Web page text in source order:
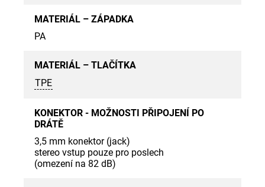
MATERIÁL – ZÁPADKA
PA
MATERIÁL – TLAČÍTKA
TPE
KONEKTOR - MOŽNOSTI PŘIPOJENÍ PO
DRÁTĚ
3,5 mm konektor (jack)
stereo vstup pouze pro poslech
(omezení na 82 dB)